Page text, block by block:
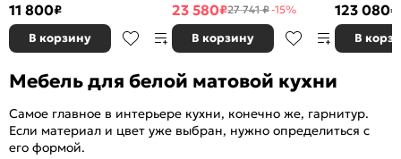
11 800₽
В корзину
23 580₽27 741 ₽-15%
В корзину
123 080₽
В
Мебель для белой матовой кухни
Самое главное в интерьере кухни, конечно же, гарнитур.
Если материал и цвет уже выбран, нужно определиться с
его формой.